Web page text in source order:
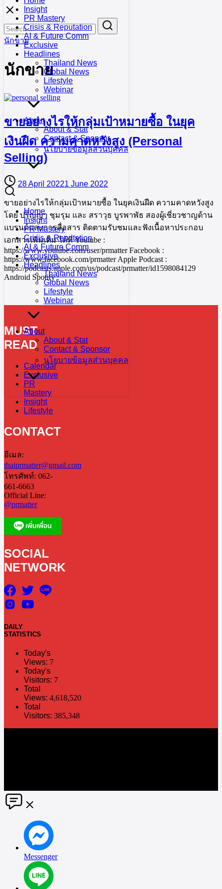
Skip
content
Insight
PR Mastery
Crisis & Reputation
AI & Future Comm
Exclusive
Headlines
Thailand News
Global News
Lifestyle
Webinar
About
About & Stat
Contact & Sponsor
นโยบายข้อมูลส่วนบุคคล
Home
Insight
PR Mastery
Crisis & Reputation
AI & Future Comm
Exclusive
Headlines
Thailand News
Global News
Lifestyle
Webinar
About
About & Stat
Contact & Sponsor
นโยบายข้อมูลส่วนบุคคล
Search
for:
นักขาย
นักขาย
ขายอย่างไรให้กลุ่มเป้าหมายซื้อ ในยุค
เงินฝืด ความคาดหวังสูง (Personal
Selling)
28 April 20221 June 2022
ขายอย่างไรให้กลุ่มเป้าหมายซื้อ ในยุคเงินฝืด ความคาดหวังสูง
โดย ปริญญา ชุมรุม และ สราวุธ บูรพาพัธ สองผู้เชี่ยวชาญด้าน
แบรนด์และการสื่อสาร ติดตามรับชมและฟังเนื้อหาประกอบ
เอกสารเพิ่มเติม ได้ที่ Youtube :
https://www.youtube.com/user/prmatter Facebook :
https://www.facebook.com/prmatter Apple Podcast :
https://podcasts.apple.com/us/podcast/prmatter/id1598084129
Android Spotify :
MUST
READ
Calendar
Exclusive
PR
Mastery
Insight
Lifestyle
CONTACT
อีเมล:
thaiprmatter@gmail.com
โทรศัพท์: 062-
661-6663
Official Line:
@prmatter
SOCIAL
NETWORK
DAILY
STATISTICS
Today's
Views: 7
Today's
Visitors: 7
Total
Views: 4,618,520
Total
Visitors: 385,348
Messenger